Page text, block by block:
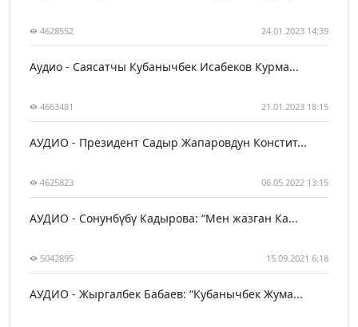
4628552 24.01.2023 14:39
Аудио - Саясатчы Кубанычбек Исабеков Курма...
4663481 21.01.2023 18:15
АУДИО - Президент Садыр Жапаровдун Констит...
4625823 06.05.2022 13:15
АУДИО - Сонунбүбү Кадырова: “Мен жазган Ка...
5042895 15.09.2021 6:18
АУДИО - Жыргалбек Бабаев: “Кубанычбек Жума...